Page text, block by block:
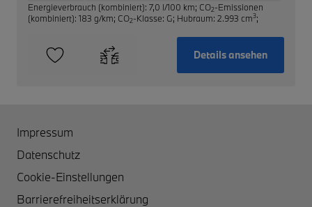
Energieverbrauch (kombiniert): 7,0 l/100 km; CO2-Emissionen
(kombiniert): 183 g/km; CO2-Klasse: G; Hubraum: 2.993 cm3;
Details ansehen
Impressum
Datenschutz
Cookie-Einstellungen
Barrierefreiheitserklärung